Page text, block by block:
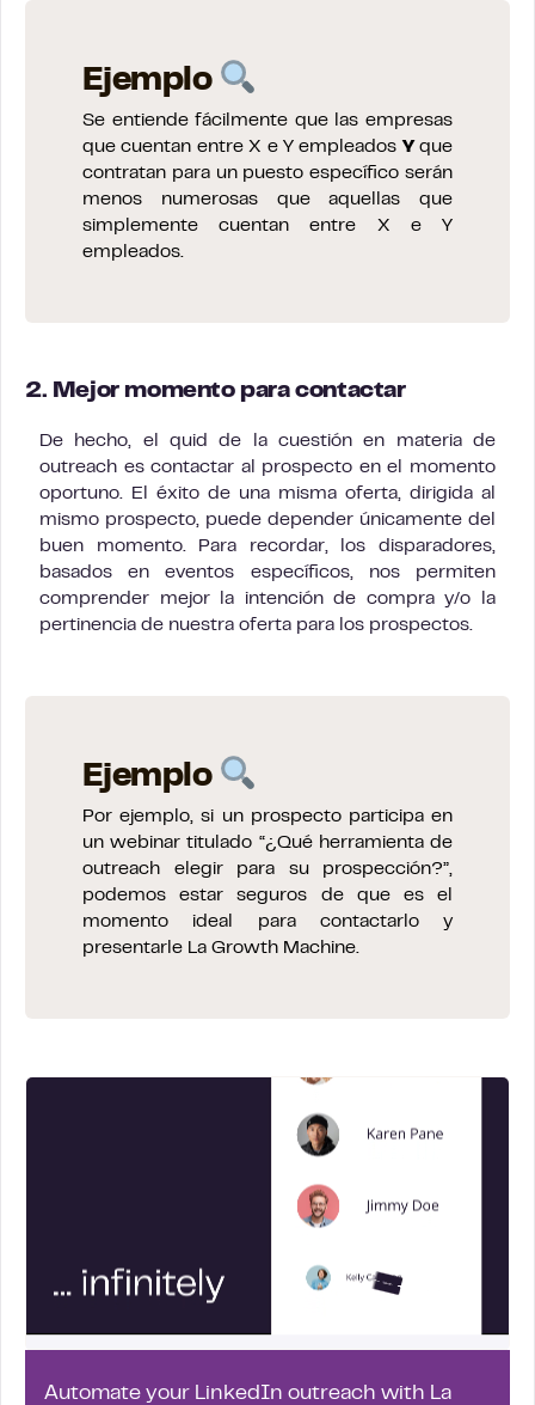
Ejemplo
Se entiende fácilmente que las empresas
que cuentan entre X e Y empleados Y que
contratan para un puesto específico serán
menos numerosas que aquellas que
simplemente cuentan entre X e Y
empleados.
2. Mejor momento para contactar
De hecho, el quid de la cuestión en materia de
outreach es contactar al prospecto en el momento
oportuno. El éxito de una misma oferta, dirigida al
mismo prospecto, puede depender únicamente del
buen momento. Para recordar, los disparadores,
basados en eventos específicos, nos permiten
comprender mejor la intención de compra y/o la
pertinencia de nuestra oferta para los prospectos.
Ejemplo
Por ejemplo, si un prospecto participa en
un webinar titulado “¿Qué herramienta de
outreach elegir para su prospección?”,
podemos estar seguros de que es el
momento ideal para contactarlo y
presentarle La Growth Machine.
Automate your LinkedIn outreach with La